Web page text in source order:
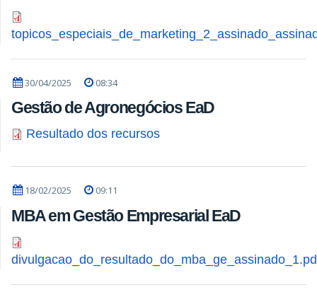
30/04/2025 08:34
Gestão de Agronegócios EaD
Resultado dos recursos
18/02/2025 09:11
MBA em Gestão Empresarial EaD